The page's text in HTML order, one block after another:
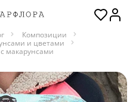
Композиции
и цветами
макарунсами